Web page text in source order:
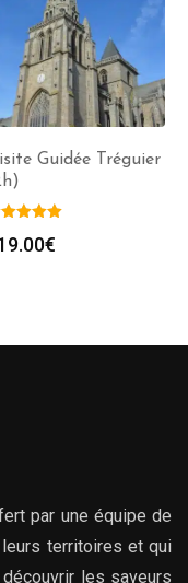
Guidée Tréguier
€
par une équipe de
territoires et qui
les saveurs